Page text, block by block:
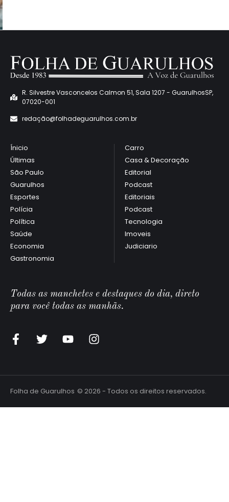
R. Silvestre Vasconcelos Calmon 51, Sala 1207 - GuarulhosSP,
07020-001
redação@folhadeguarulhos.com.br
Ínicio
Últimas
São Paulo
Guarulhos
Esportes
Polícia
Política
Saúde
Economia
Gastronomia
Carro
Casa & Decoração
Editorial
Podcast
Editoriais
Podcast
Tecnologia
Imoveis
Judiciario
Todas as manchetes e destaques do dia, direto
para você todas as manhãs.
Folha de Guarulhos © 2026 - Todos os direitos reservados.